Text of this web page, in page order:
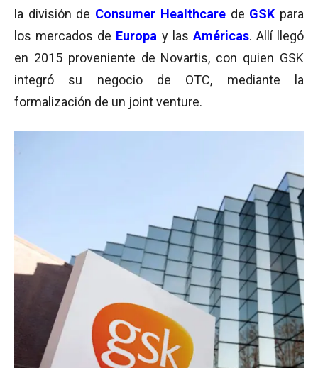
la división de Consumer Healthcarede GSK para
los mercados de Europa y las Américas. Allí llegó
en 2015 proveniente de Novartis, con quien GSK
integró su negocio de OTC, mediante la
formalización de un joint venture.